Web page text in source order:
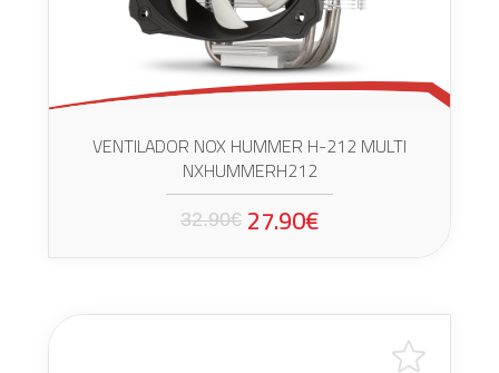
VENTILADOR NOX HUMMER H-212 MULTI
NXHUMMERH212
32.90€ 27.90€